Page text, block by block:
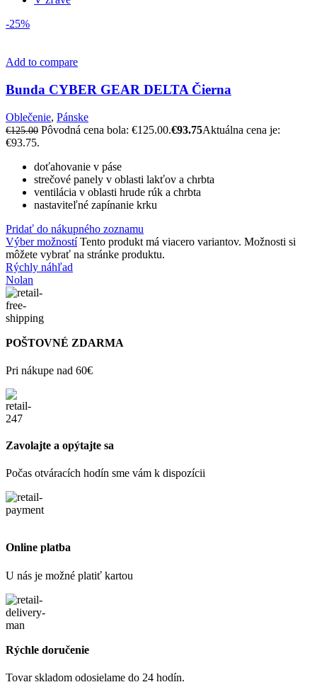
-25%
Add to compare
Bunda CYBER GEAR DELTA Čierna
Oblečenie, Pánske
€125.00 Pôvodná cena bola: €125.00.€93.75Aktuálna cena je:
€93.75.
doťahovanie v páse
strečové panely v oblasti lakťov a chrbta
ventilácia v oblasti hrude rúk a chrbta
nastaviteľné zapínanie krku
Pridať do nákupného zoznamu
Výber možností Tento produkt má viacero variantov. Možnosti si
môžete vybrať na stránke produktu.
Rýchly náhľad
Nolan
POŠTOVNÉ ZDARMA
Pri nákupe nad 60€
Zavolajte a opýtajte sa
Počas otváracích hodín sme vám k dispozícii
Online platba
U nás je možné platiť kartou
Rýchle doručenie
Tovar skladom odosielame do 24 hodín.